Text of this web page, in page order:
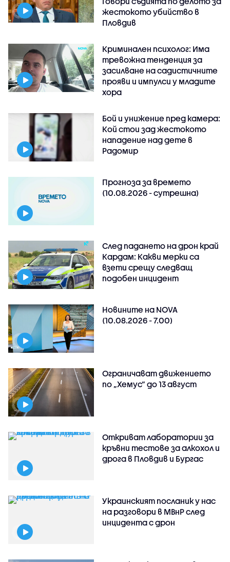
жестокото убийство в
Пловдив
Криминален психолог: Има
тревожна тенденция за
засилване на садистичните
прояви и импулси у младите
хора
Бой и унижение пред камера:
Кой стои зад жестокото
нападение над дете в
Радомир
Прогноза за времето
(10.08.2026 - сутрешна)
След падането на дрон край
Кардам: Какви мерки са
взети срещу следващ
подобен инцидент
Новините на NOVA
(10.08.2026 - 7.00)
Ограничават движението
по „Хемус“ до 13 август
Откриват лаборатории за
кръвни тестове за алкохол и
дрога в Пловдив и Бургас
Украинският посланик у нас
на разговори в МВнР след
инцидента с дрон